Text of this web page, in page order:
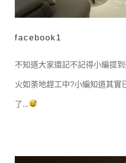
facebook1
不知道大家還記不記得小編提
火如荼地趕工中?小編知道其實
了...